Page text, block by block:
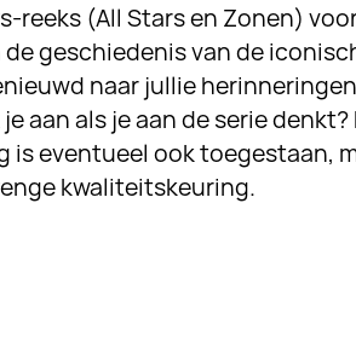
reeks (All Stars en Zonen)
geschiedenis van de
naar jullie
aan als je aan de serie
is eventueel ook toegestaan,
kwaliteitskeuring.